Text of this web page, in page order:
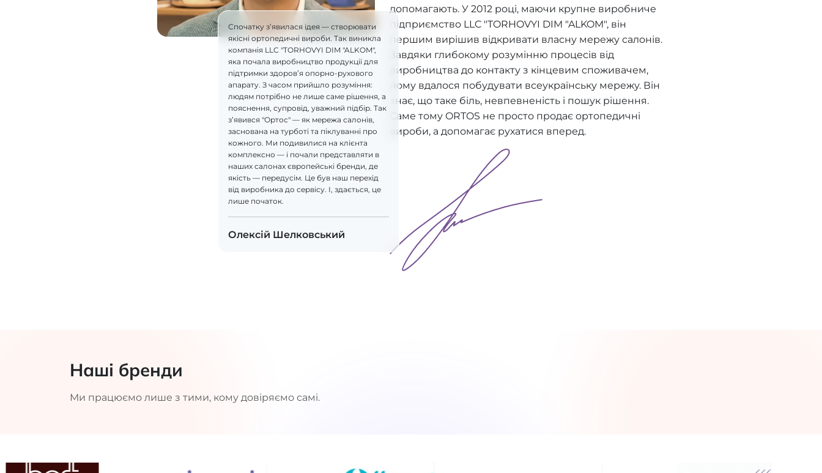
Спочатку з’явилася ідея — створювати
якісні ортопедичні вироби. Так виникла
компанія LLC "TORHOVYI DIM "ALKOM",
яка почала виробництво продукції для
підтримки здоров’я опорно-рухового
апарату. З часом прийшло розуміння:
людям потрібно не лише саме рішення, а
пояснення, супровід, уважний підбір. Так
з’явився "Ортос" — як мережа салонів,
заснована на турботі та піклуванні про
кожного. Ми подивилися на клієнта
комплексно — і почали представляти в
наших салонах європейські бренди, де
якість — передусім. Це був наш перехід
від виробника до сервісу. І, здається, це
лише початок.
Олексій Шелковський
допомагають. У 2012 році, маючи крупне виробниче
підприємство LLC "TORHOVYI DIM "ALKOM", він
першим вирішив відкривати власну мережу салонів.
Завдяки глибокому розумінню процесів від
виробництва до контакту з кінцевим споживачем,
йому вдалося побудувати всеукраїнську мережу. Він
знає, що таке біль, невпевненість і пошук рішення.
Саме тому ORTOS не просто продає ортопедичні
вироби, а допомагає рухатися вперед.
Наші бренди
Ми працюємо лише з тими, кому довіряємо самі.